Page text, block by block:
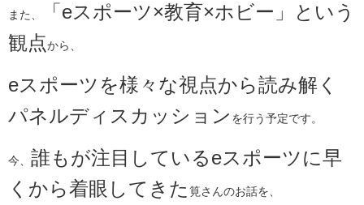
また、
「eスポーツ×教育×ホビー」という
観点から、
eスポーツを様々な視点から読み解く
パネルディスカッション を行う予定です。
今、 誰もが注目しているeスポーツに早
くから着眼してきた 筧さんのお話を、